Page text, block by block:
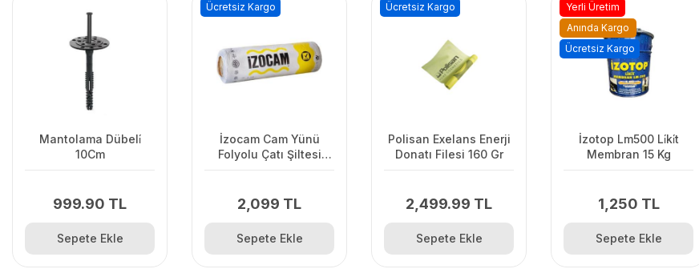
Mantolama Dübeli̇
10Cm
999.90 TL
Sepete Ekle
İzocam Cam Yünü
Folyolu Çatı Şiltesi
2,099 TL
Ücretsiz Kargo
Sepete Ekle
Polisan Exelans Enerji
Donatı Filesi 160 Gr
2,499.99 TL
Ücretsiz Kargo
Sepete Ekle
İzotop Lm500 Li̇ki̇t
Membran 15 Kg
1,250 TL
Yerli Üretim
Anında Kargo
Ücretsiz Kargo
Sepete Ekle